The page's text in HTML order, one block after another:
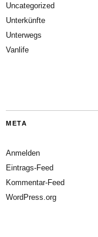
Uncategorized
Unterkünfte
Unterwegs
Vanlife
META
Anmelden
Eintrags-Feed
Kommentar-Feed
WordPress.org